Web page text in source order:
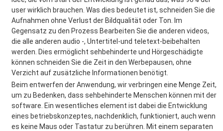
user wirklich brauchen. Was dies bedeutet ist, schneiden Sie die
Aufnahmen ohne Verlust der Bildqualität oder Ton. Im
Gegensatz zu den Prozess Bearbeiten Sie die anderen videos,
die alle anderen audio -, Untertitel-und teletext-beibehalten
werden. Dies ermöglicht sehbehinderte und Hörgeschädigte
können schneiden Sie die Zeit in den Werbepausen, ohne
Verzicht auf zusätzliche Informationen benötigt.
Beim entwerfen der Anwendung, wir verbringen eine Menge Zeit,
um zu Bedenken, dass sehbehinderte Menschen können mit der
software. Ein wesentliches element ist dabei die Entwicklung
eines betriebskonzeptes, nachdenklich, funktioniert, auch wenn
es keine Maus oder Tastatur zu berühren. Mit einem separaten